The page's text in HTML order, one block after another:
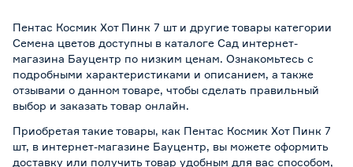
Пентас Космик Хот Пинк 7 шт и другие товары категории
Семена цветов доступны в каталоге Сад интернет-
магазина Бауцентр по низким ценам. Ознакомьтесь с
подробными характеристиками и описанием, а также
отзывами о данном товаре, чтобы сделать правильный
выбор и заказать товар онлайн.
Приобретая такие товары, как Пентас Космик Хот Пинк 7
шт, в интернет-магазине Бауцентр, вы можете оформить
доставку или получить товар удобным для вас способом,